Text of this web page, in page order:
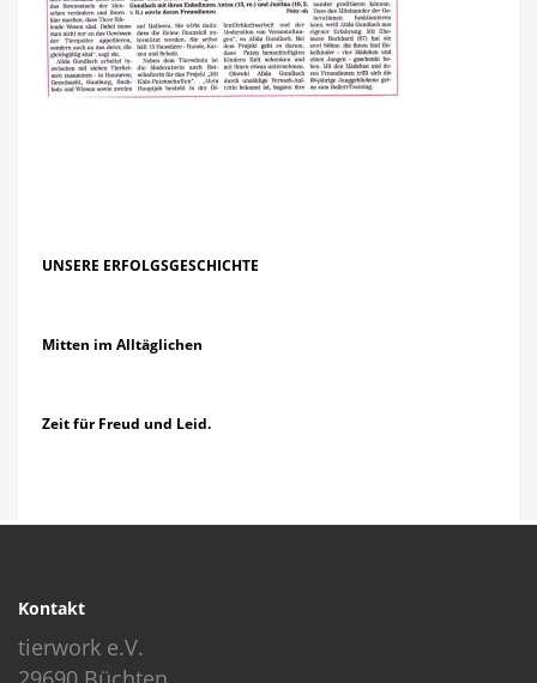
UNSERE ERFOLGSGESCHICHTE
Mitten im Alltäglichen
Zeit für Freud und Leid.
Kontakt
tierwork e.V.